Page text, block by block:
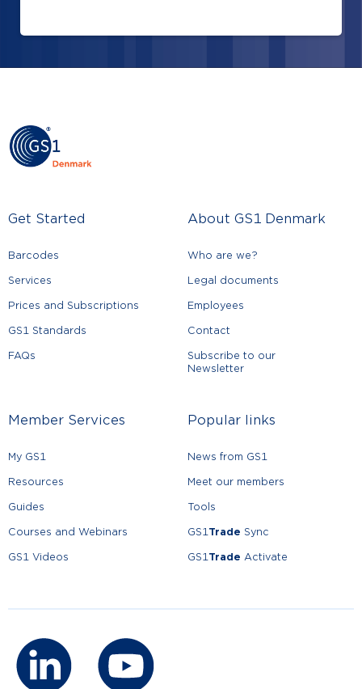
Get Started
Barcodes
Services
Prices and Subscriptions
GS1 Standards
FAQs
About GS1 Denmark
Who are we?
Legal documents
Employees
Contact
Subscribe to our
Newsletter
Member Services
My GS1
Resources
Guides
Courses and Webinars
GS1 Videos
Popular links
News from GS1
Meet our members
Tools
GS1 Trade Sync
GS1 Trade Activate